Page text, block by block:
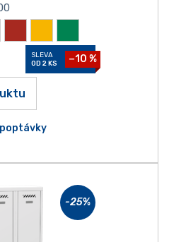
SLEVA
OD 2 KS
−10 %
-25%